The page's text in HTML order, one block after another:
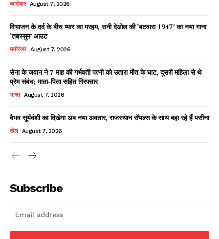
कारोबार August 7, 2026
विभाजन के दर्द के बीच प्यार का मरहम, सनी देओल की ‘बटवारा 1947’ का नया गाना
‘तबस्सुम’ आउट
मनोरंजन August 7, 2026
सेना के जवान ने 7 माह की गर्भवती पत्नी को उतारा मौत के घाट, दूसरी महिला से थे
प्रेम संबंध; माता-पिता सहित गिरफ्तार
भारत August 7, 2026
वैभव सूर्यवंशी का दिखेगा अब नया अवतार, राजस्थान रॉयल्स के साथ बहा रहे हैं पसीना
खेल August 7, 2026
Subscribe